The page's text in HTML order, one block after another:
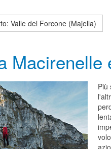
Valle del Forcone (Majella)
Macirenelle
Più